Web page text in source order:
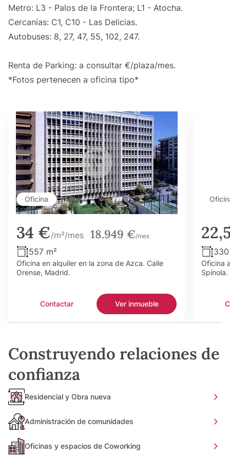
Metro: L3 - Palos de la Frontera; L1 - Atocha.
Cercanías: C1, C10 - Las Delicias.
Autobuses: 8, 27, 47, 55, 102, 247.
Renta de Parking: a consultar €/plaza/mes.
*Fotos pertenecen a oficina tipo*
Oficina
34 €/m²/mes 18.949 €/mes
557 m²
Oficina en alquiler en la zona de Azca. Calle
Orense, Madrid.
Contactar Ver inmueble
Oficina
Spínola.
Construyendo relaciones de
confianza
Residencial y Obra nueva
Administración de comunidades
Oficinas y espacios de Coworking